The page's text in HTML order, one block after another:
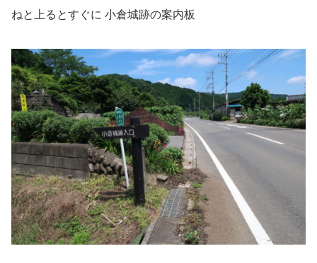
ねと上るとすぐに 小倉城跡の案内板